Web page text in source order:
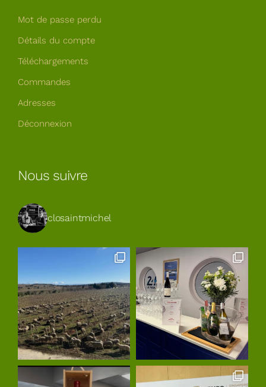
Mot de passe perdu
Détails du compte
Téléchargements
Commandes
Adresses
Déconnexion
Nous suivre
closaintmichel